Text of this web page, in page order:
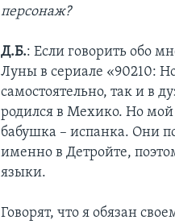
персонаж?
Д.Б.: Если говорить обо
Луны в сериале «90210:
самостоятельно, так и в
родился в Мехико. Но
бабушка – испанка. Они
именно в Детройте,
языки.
Говорят, что я обязан